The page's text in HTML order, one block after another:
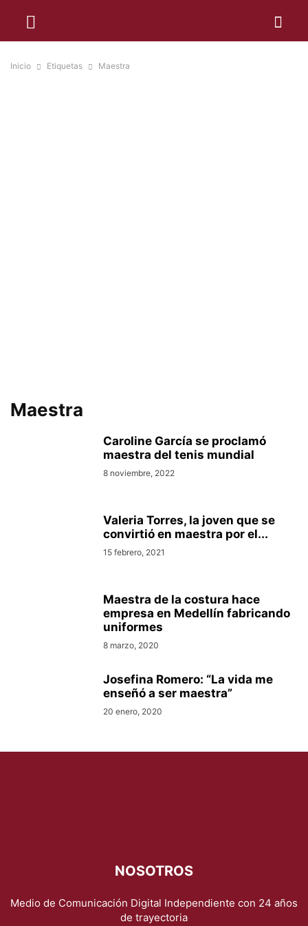
Inicio Etiquetas Maestra
Maestra
Caroline García se proclamó
maestra del tenis mundial
8 noviembre, 2022
Valeria Torres, la joven que se
convirtió en maestra por el...
15 febrero, 2021
Maestra de la costura hace
empresa en Medellín fabricando
uniformes
8 marzo, 2020
Josefina Romero: “La vida me
enseñó a ser maestra”
20 enero, 2020
NOSOTROS
Medio de Comunicación Digital Independiente con 24 años
de trayectoria